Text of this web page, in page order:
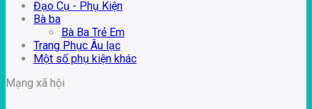
Đạo Cụ - Phụ Kiện
Bà ba
Bà Ba Trẻ Em
Trang Phục Âu lạc
Một số phụ kiện khác
Mạng xã hội